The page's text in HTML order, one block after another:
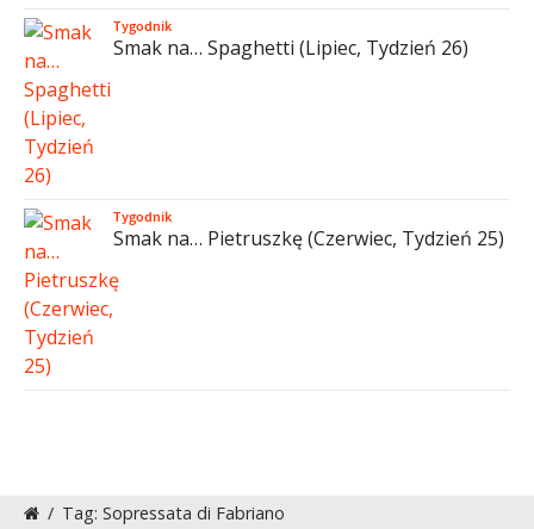
Tygodnik
Smak na… Spaghetti (Lipiec, Tydzień 26)
Tygodnik
Smak na… Pietruszkę (Czerwiec, Tydzień 25)
/ Tag: Sopressata di Fabriano